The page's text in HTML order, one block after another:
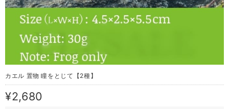
カエル 置物 瞳をとじて【2種】
¥2,680